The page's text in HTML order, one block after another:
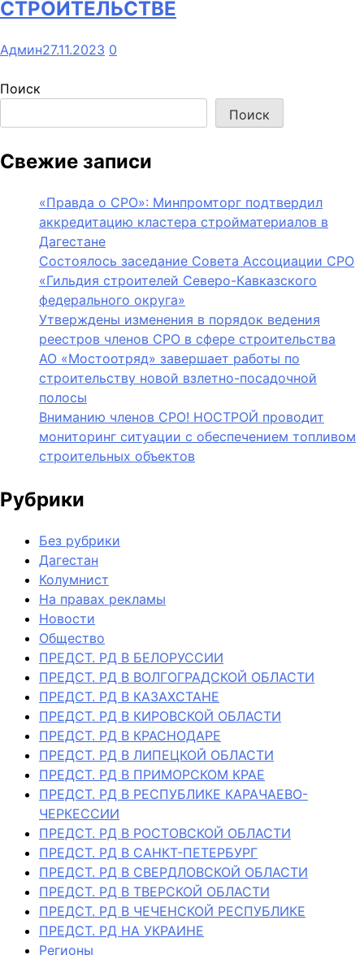
СТРОИТЕЛЬСТВЕ
Админ27.11.2023 0
Поиск
Поиск
Свежие записи
«Правда о СРО»: Минпромторг подтвердил
аккредитацию кластера стройматериалов в
Дагестане
Состоялось заседание Совета Ассоциации СРО
«Гильдия строителей Северо-Кавказского
федерального округа»
Утверждены изменения в порядок ведения
реестров членов СРО в сфере строительства
АО «Мостоотряд» завершает работы по
строительству новой взлетно-посадочной
полосы
Вниманию членов СРО! НОСТРОЙ проводит
мониторинг ситуации с обеспечением топливом
строительных объектов
Рубрики
Без рубрики
Дагестан
Колумнист
На правах рекламы
Новости
Общество
ПРЕДСТ. РД В БЕЛОРУССИИ
ПРЕДСТ. РД В ВОЛГОГРАДСКОЙ ОБЛАСТИ
ПРЕДСТ. РД В КАЗАХСТАНЕ
ПРЕДСТ. РД В КИРОВСКОЙ ОБЛАСТИ
ПРЕДСТ. РД В КРАСНОДАРЕ
ПРЕДСТ. РД В ЛИПЕЦКОЙ ОБЛАСТИ
ПРЕДСТ. РД В ПРИМОРСКОМ КРАЕ
ПРЕДСТ. РД В РЕСПУБЛИКЕ КАРАЧАЕВО-
ЧЕРКЕССИИ
ПРЕДСТ. РД В РОСТОВСКОЙ ОБЛАСТИ
ПРЕДСТ. РД В САНКТ-ПЕТЕРБУРГ
ПРЕДСТ. РД В СВЕРДЛОВСКОЙ ОБЛАСТИ
ПРЕДСТ. РД В ТВЕРСКОЙ ОБЛАСТИ
ПРЕДСТ. РД В ЧЕЧЕНСКОЙ РЕСПУБЛИКЕ
ПРЕДСТ. РД НА УКРАИНЕ
Регионы